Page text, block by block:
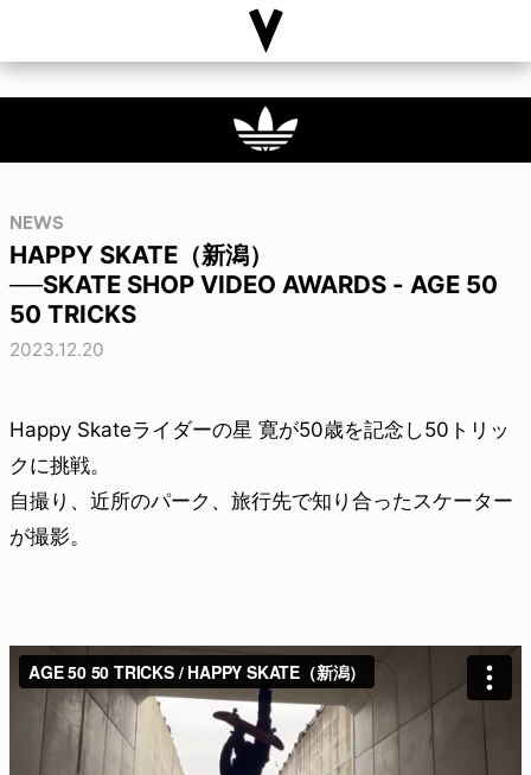
NEWS
HAPPY SKATE（新潟）
──SKATE SHOP VIDEO AWARDS - AGE 50
50 TRICKS
2023.12.20
Happy Skateライダーの星 寛が50歳を記念し50トリッ
クに挑戦。
自撮り、近所のパーク、旅行先で知り合ったスケーター
が撮影。